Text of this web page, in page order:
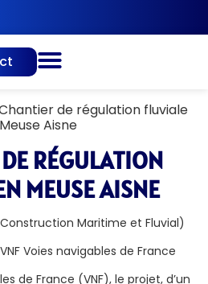
de régulation fluviale
Aisne
RÉGULATION
MEUSE AISNE
Maritime et Fluvial)
Voies navigables de France
de France (VNF), le projet, d’un